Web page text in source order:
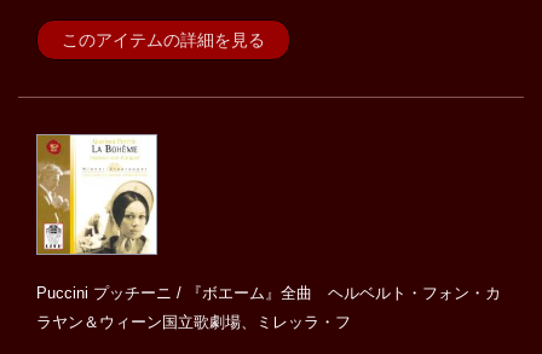
このアイテムの詳細を見る
Puccini プッチーニ / 『ボエーム』全曲 ヘルベルト・フォン・カ
ラヤン＆ウィーン国立歌劇場、ミレッラ・フ